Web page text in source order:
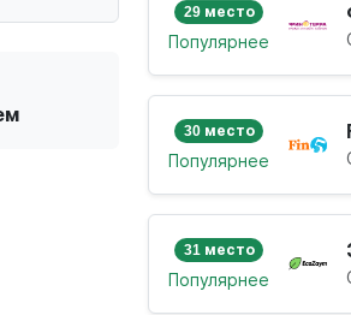
29 место
Популярнее
30 место
Популярнее
31 место
Популярнее